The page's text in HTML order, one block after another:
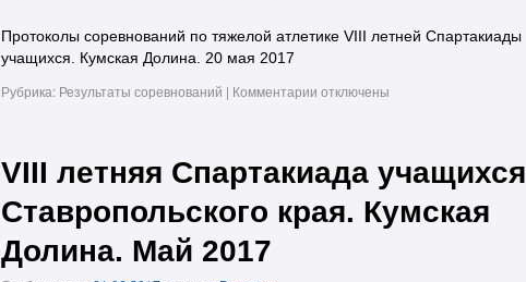
Протоколы соревнований по тяжелой атлетике VIII летней Спартакиады
учащихся. Кумская Долина. 20 мая 2017
Рубрика: Результаты соревнований | Комментарии отключены
VIII летняя Спартакиада учащихся
Ставропольского края. Кумская
Долина. Май 2017